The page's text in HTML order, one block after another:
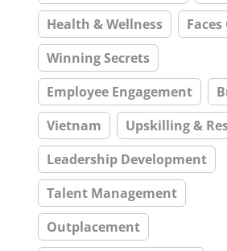
Health & Wellness
Faces
Winning Secrets
Employee Engagement
Vietnam
Upskilling &
Leadership Development
Talent Management
Outplacement